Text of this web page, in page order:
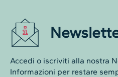
Accedi o iscriviti alla nostra
Informazioni per restare